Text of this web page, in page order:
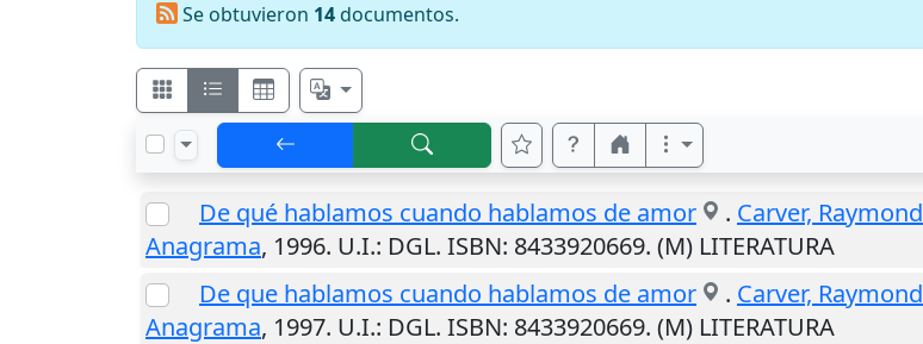
Se obtuvieron 14documentos.
De qué hablamos cuando hablamos de amor . Carver, Raymond
Anagrama, 1996. U.I.: DGL. ISBN: 8433920669. (M) LITERATURA
De que hablamos cuando hablamos de amor
. Carver, Raymond
Anagrama, 1997. U.I.: DGL. ISBN: 8433920669. (M) LITERATURA